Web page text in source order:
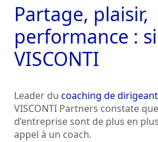
Partage, plaisir,
performance :
VISCONTI
Leader du coaching de dirigeant
VISCONTI Partners constate
d’entreprise sont de plus en
appel à un coach.